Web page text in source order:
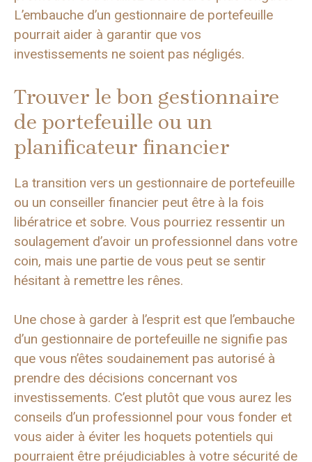
L’embauche d’un gestionnaire de portefeuille
pourrait aider à garantir que vos
investissements ne soient pas négligés.
Trouver le bon gestionnaire
de portefeuille ou un
planificateur financier
La transition vers un gestionnaire de portefeuille
ou un conseiller financier peut être à la fois
libératrice et sobre. Vous pourriez ressentir un
soulagement d’avoir un professionnel dans votre
coin, mais une partie de vous peut se sentir
hésitant à remettre les rênes.
Une chose à garder à l’esprit est que l’embauche
d’un gestionnaire de portefeuille ne signifie pas
que vous n’êtes soudainement pas autorisé à
prendre des décisions concernant vos
investissements. C’est plutôt que vous aurez les
conseils d’un professionnel pour vous fonder et
vous aider à éviter les hoquets potentiels qui
pourraient être préjudiciables à votre sécurité de